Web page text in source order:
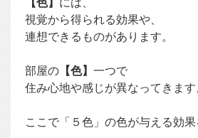
【色】 には、
視覚から得られる効果や、
連想できるものがあります。
部屋の 【色】 一つで
住み心地や感じが異なってきます
ここで「５色」の色が与える効果